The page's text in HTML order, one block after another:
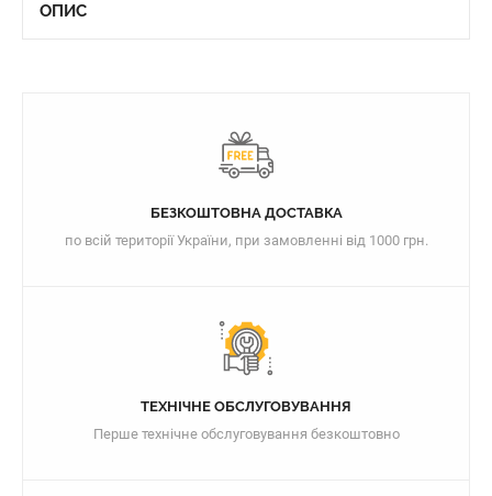
ОПИС
БЕЗКОШТОВНА ДОСТАВКА
по всій території України, при замовленні від 1000 грн.
ТЕХНІЧНЕ ОБСЛУГОВУВАННЯ
Перше технічне обслуговування безкоштовно